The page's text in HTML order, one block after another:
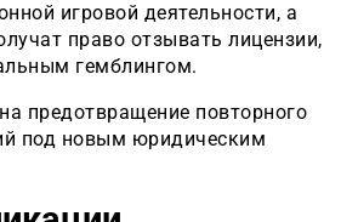
игровой деятельности, а
право отзывать лицензии,
гемблингом.
предотвращение повторного
под новым юридическим